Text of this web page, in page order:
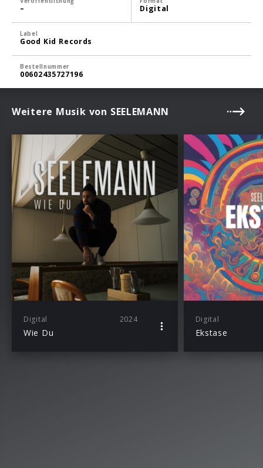
– Digital
Label
Good Kid Records
Bestellnummer
00602435727196
Weitere Musik von SEELEMANN
Digital 2024
Wie Du
Digital
Ekstase